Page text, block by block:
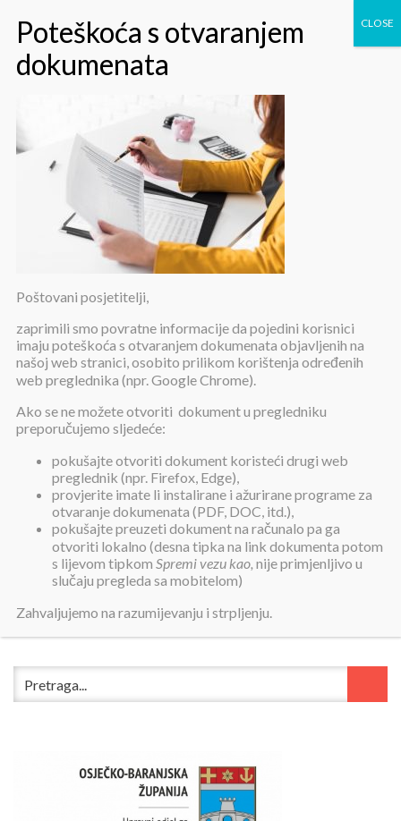
high-angle-woman-revising-
documents-res
high-angle-woman-revising-
documents-res
Objavljeno:6. travnja 2023.
Poštovani posjetitelji,
zaprimili smo povratne informacije da pojedini korisnici
imaju poteškoća s otvaranjem dokumenata objavljenih na
našoj web stranici, osobito prilikom korištenja određenih
web preglednika (npr. Google Chrome).
Ako se ne možete otvoriti dokument u pregledniku
preporučujemo sljedeće:
pokušajte otvoriti dokument koristeći drugi web
preglednik (npr. Firefox, Edge),
provjerite imate li instalirane i ažurirane programe za
otvaranje dokumenata (PDF, DOC, itd.),
pokušajte preuzeti dokument na računalo pa ga
otvoriti lokalno (desna tipka na link dokumenta potom
s lijevom tipkom Spremi vezu kao, nije primjenljivo u
slučaju pregleda sa mobitelom)
Zahvaljujemo na razumijevanju i strpljenju.